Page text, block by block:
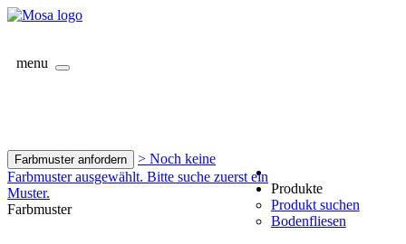
menu
Farbmuster anfordern
> Noch keine
Farbmuster ausgewählt. Bitte suche zuerst ein
Muster.
Farbmuster
Produkte
Produkt suchen
Bodenfliesen